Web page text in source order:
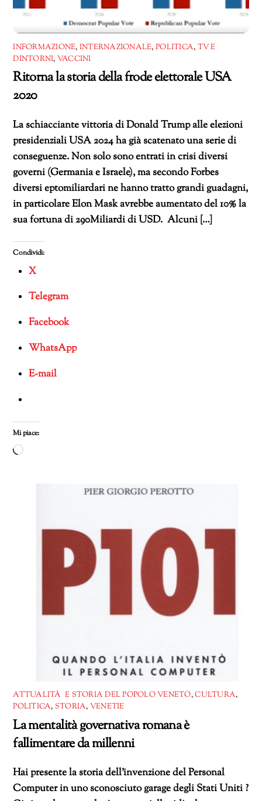
INFORMAZIONE, INTERNAZIONALE, POLITICA, TV E
DINTORNI, VACCINI
Ritorna la storia della frode elettorale USA
2020
La schiacciante vittoria di Donald Trump alle elezioni
presidenziali USA 2024 ha già scatenato una serie di
conseguenze. Non solo sono entrati in crisi diversi
governi (Germania e Israele), ma secondo Forbes
diversi eptomiliardari ne hanno tratto grandi guadagni,
in particolare Elon Mask avrebbe aumentato del 10% la
sua fortuna di 290Miliardi di USD. Alcuni […]
Condividi:
X
Telegram
Facebook
WhatsApp
E-mail
Mi piace:
Caricamento
ATTUALITÀ E STORIA DEL POPOLO VENETO,CULTURA,
POLITICA, STORIA, VENETIE
La mentalità governativa romana è
fallimentare da millenni
Hai presente la storia dell’invenzione del Personal
Computer in uno sconosciuto garage degli Stati Uniti ?